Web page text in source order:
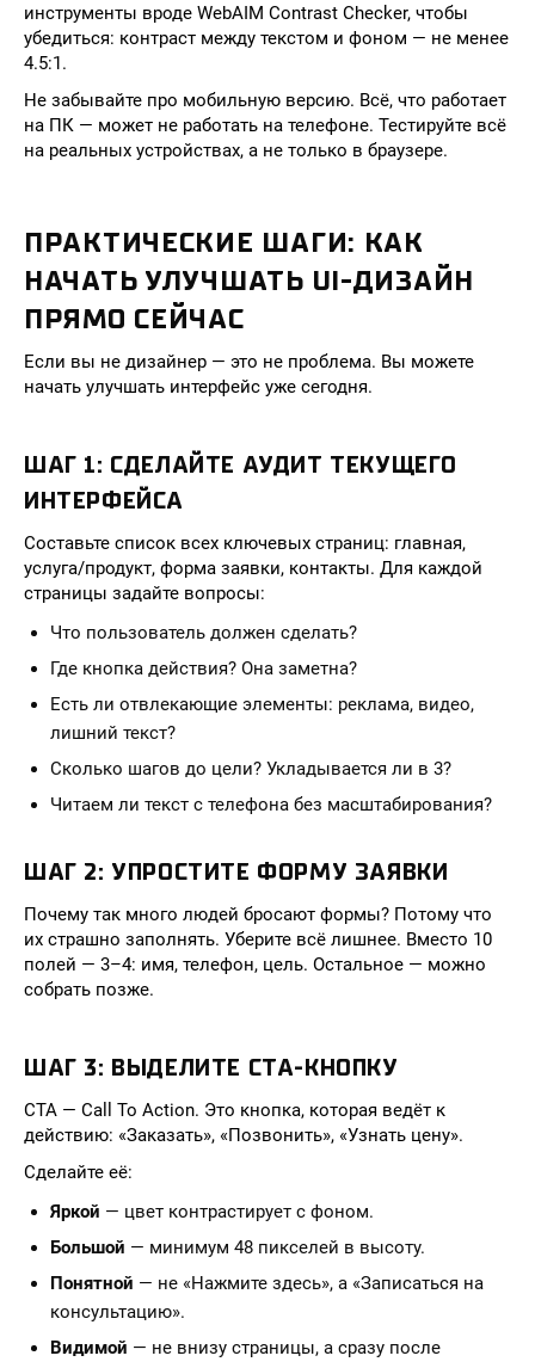
инструменты вроде WebAIM Contrast Checker, чтобы
убедиться: контраст между текстом и фоном — не менее
4.5:1.
Не забывайте про мобильную версию. Всё, что работает
на ПК — может не работать на телефоне. Тестируйте всё
на реальных устройствах, а не только в браузере.
ПРАКТИЧЕСКИЕ ШАГИ: КАК
НАЧАТЬ УЛУЧШАТЬ UI-ДИЗАЙН
ПРЯМО СЕЙЧАС
Если вы не дизайнер — это не проблема. Вы можете
начать улучшать интерфейс уже сегодня.
ШАГ 1: СДЕЛАЙТЕ АУДИТ ТЕКУЩЕГО
ИНТЕРФЕЙСА
Составьте список всех ключевых страниц: главная,
услуга/продукт, форма заявки, контакты. Для каждой
страницы задайте вопросы:
Что пользователь должен сделать?
Где кнопка действия? Она заметна?
Есть ли отвлекающие элементы: реклама, видео,
лишний текст?
Сколько шагов до цели? Укладывается ли в 3?
Читаем ли текст с телефона без масштабирования?
ШАГ 2: УПРОСТИТЕ ФОРМУ ЗАЯВКИ
Почему так много людей бросают формы? Потому что
их страшно заполнять. Уберите всё лишнее. Вместо 10
полей — 3–4: имя, телефон, цель. Остальное — можно
собрать позже.
ШАГ 3: ВЫДЕЛИТЕ CTA-КНОПКУ
CTA — Call To Action. Это кнопка, которая ведёт к
действию: «Заказать», «Позвонить», «Узнать цену».
Сделайте её:
Яркой — цвет контрастирует с фоном.
Большой — минимум 48 пикселей в высоту.
Понятной — не «Нажмите здесь», а «Записаться на
консультацию».
Видимой — не внизу страницы, а сразу после